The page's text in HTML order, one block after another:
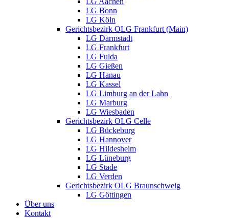
LG Bonn
LG Köln
Gerichtsbezirk OLG Frankfurt (Main)
LG Darmstadt
LG Frankfurt
LG Fulda
LG Gießen
LG Hanau
LG Kassel
LG Limburg an der Lahn
LG Marburg
LG Wiesbaden
Gerichtsbezirk OLG Celle
LG Bückeburg
LG Hannover
LG Hildesheim
LG Lüneburg
LG Stade
LG Verden
Gerichtsbezirk OLG Braunschweig
LG Göttingen
Über uns
Kontakt